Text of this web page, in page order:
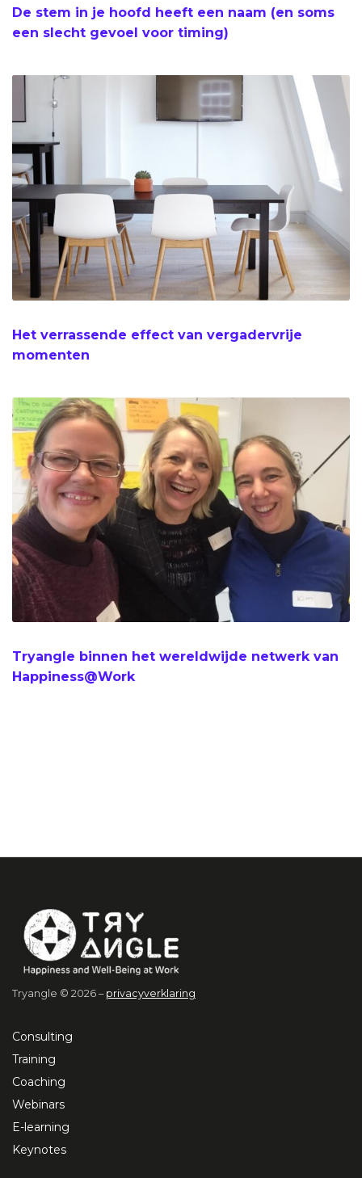
De stem in je hoofd heeft een naam (en soms
een slecht gevoel voor timing)
Het verrassende effect van vergadervrije
momenten
Tryangle binnen het wereldwijde netwerk van
Happiness@Work
Tryangle © 2026 – privacyverklaring
Consulting
Training
Coaching
Webinars
E-learning
Keynotes